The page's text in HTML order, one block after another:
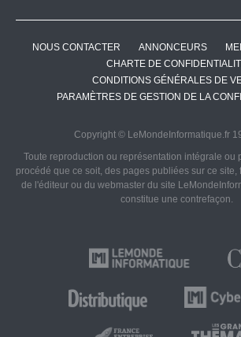
NOUS CONTACTER ANNONCEURS
CHARTE DE
CONDITIONS GÉNÉRALES DE
PARAMÈTRES DE GESTION DE LA
Copyright © LeMondeInformatique.fr
Toute reproduction ou représentation intégrale ou
procédé que ce soit, des pages publiées sur ce site,
de l'éditeur ou du webmaster du site
constitue une contrefaçon.